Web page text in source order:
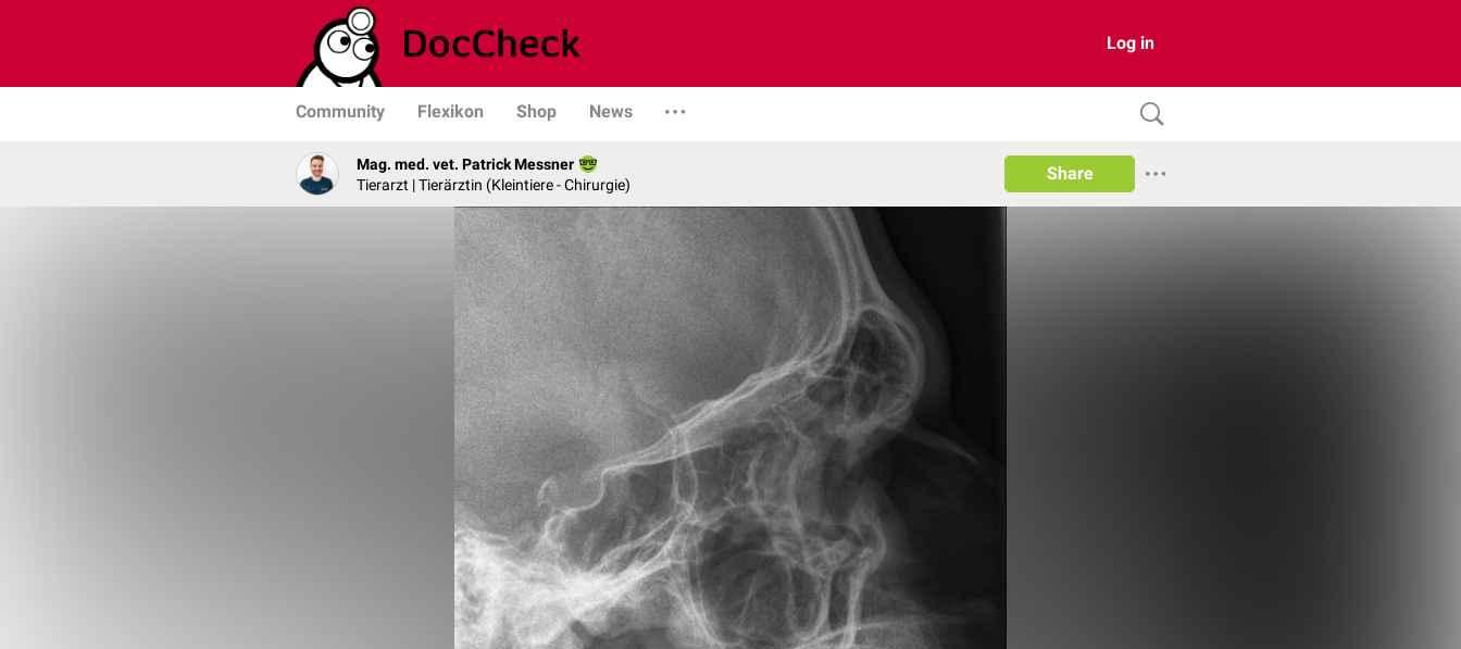
Log in
Community Flexikon Shop News
Mag. med. vet. Patrick Messner
Tierarzt | Tierärztin (Kleintiere - Chirurgie)
Share